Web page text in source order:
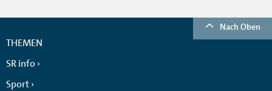
Nach Oben
THEMEN
SR info
Sport